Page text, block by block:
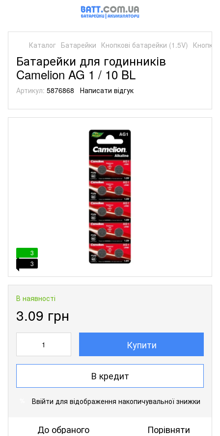
Каталог Батарейки Кнопкові батарейки (1.5V)
Батарейки для годинників
Camelion AG 1 / 10 BL
Артикул: 5876868 Написати відгук
3
3
В наявності
3.09 грн
Купити
В кредит
Ввійти для відображення накопичувальної знижки
До обраного Порівняти